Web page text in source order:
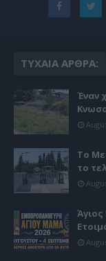
ΤΥΧΑΊΑ ΆΡΘΡΑ:
Έναν
Το
το